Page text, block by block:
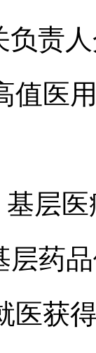
负责
值医
基层
层药
医获